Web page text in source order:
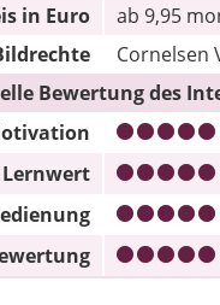
in Euro
ab 9,95
Cornelsen
Bewertung des
Lernwert